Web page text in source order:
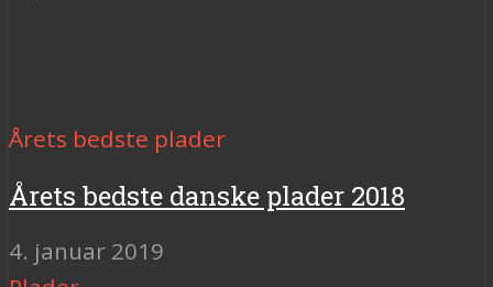
Årets bedste plader
Årets bedste danske plader 2018
4. januar 2019